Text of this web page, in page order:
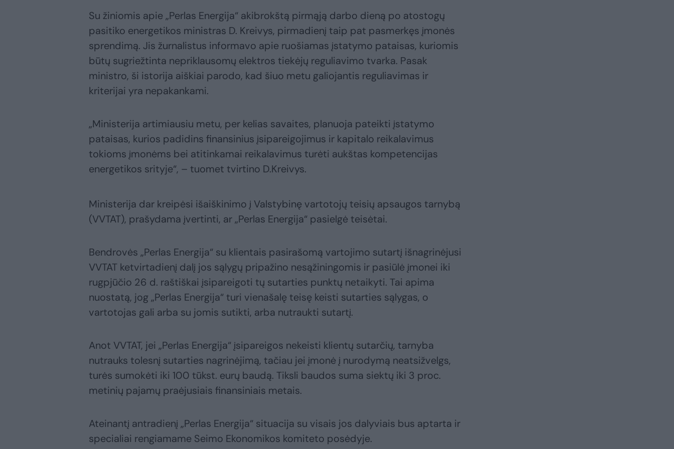
Su žiniomis apie „Perlas Energija“ akibrokštą pirmąją darbo dieną po atostogų
pasitiko energetikos ministras D. Kreivys, pirmadienį taip pat pasmerkęs įmonės
sprendimą. Jis žurnalistus informavo apie ruošiamas įstatymo pataisas, kuriomis
būtų sugriežtinta nepriklausomų elektros tiekėjų reguliavimo tvarka. Pasak
ministro, ši istorija aiškiai parodo, kad šiuo metu galiojantis reguliavimas ir
kriterijai yra nepakankami.
„Ministerija artimiausiu metu, per kelias savaites, planuoja pateikti įstatymo
pataisas, kurios padidins finansinius įsipareigojimus ir kapitalo reikalavimus
tokioms įmonėms bei atitinkamai reikalavimus turėti aukštas kompetencijas
energetikos srityje“, – tuomet tvirtino D.Kreivys.
Ministerija dar kreipėsi išaiškinimo į Valstybinę vartotojų teisių apsaugos tarnybą
(VVTAT), prašydama įvertinti, ar „Perlas Energija“ pasielgė teisėtai.
Bendrovės „Perlas Energija“ su klientais pasirašomą vartojimo sutartį išnagrinėjusi
VVTAT ketvirtadienį dalį jos sąlygų pripažino nesąžiningomis ir pasiūlė įmonei iki
rugpjūčio 26 d. raštiškai įsipareigoti tų sutarties punktų netaikyti. Tai apima
nuostatą, jog „Perlas Energija“ turi vienašalę teisę keisti sutarties sąlygas, o
vartotojas gali arba su jomis sutikti, arba nutraukti sutartį.
Anot VVTAT, jei „Perlas Energija“ įsipareigos nekeisti klientų sutarčių, tarnyba
nutrauks tolesnį sutarties nagrinėjimą, tačiau jei įmonė į nurodymą neatsižvelgs,
turės sumokėti iki 100 tūkst. eurų baudą. Tiksli baudos suma siektų iki 3 proc.
metinių pajamų praėjusiais finansiniais metais.
Ateinantį antradienį „Perlas Energija“ situacija su visais jos dalyviais bus aptarta ir
specialiai rengiamame Seimo Ekonomikos komiteto posėdyje.